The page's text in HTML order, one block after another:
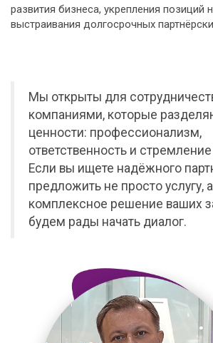
развития бизнеса, укрепления позиций
выстраивания долгосрочных
Мы открыты для
компаниями, которые
ценности: профессионализм,
ответственность и
Если вы ищете надёжного
предложить не просто услугу, а
комплексное решение ваших
будем рады начать диалог.